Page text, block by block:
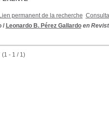
Lien permanent de la recherche
/ Leonardo B. Pérez Gallardo en
(1 - 1 / 1)